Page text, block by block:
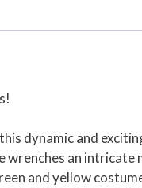
dynamic and
an intricate
and yellow